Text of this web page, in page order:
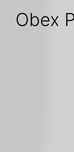
Obex